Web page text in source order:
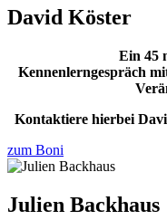
David Köster
Ein 45
Kennenlerngespräch
Kontaktiere hierbei
zum Boni
Julien Backhaus